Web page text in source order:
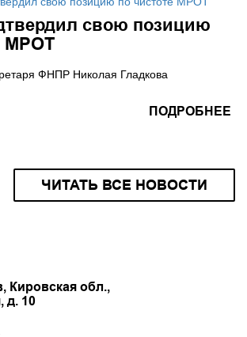
свою позицию
МРОТ
ФНПР Николая Гладкова
ПОДРОБНЕЕ
ЧИТАТЬ ВСЕ НОВОСТИ
Кировская обл.,
д. 10